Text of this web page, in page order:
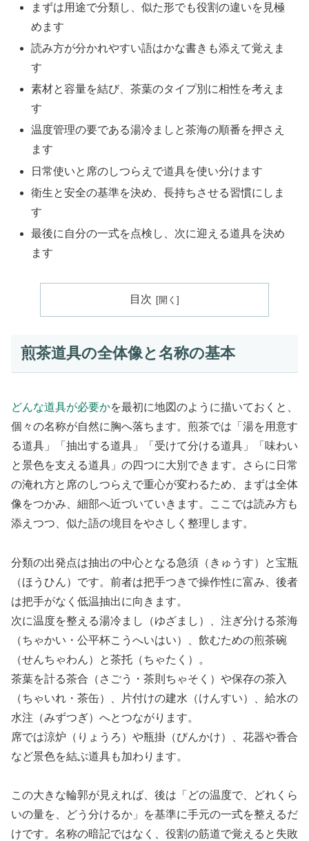
まずは用途で分類し、似た形でも役割の違いを見極
めます
読み方が分かれやすい語はかな書きも添えて覚えま
す
素材と容量を結び、茶葉のタイプ別に相性を考えま
す
温度管理の要である湯冷ましと茶海の順番を押さえ
ます
日常使いと席のしつらえで道具を使い分けます
衛生と安全の基準を決め、長持ちさせる習慣にしま
す
最後に自分の一式を点検し、次に迎える道具を決め
ます
目次
煎茶道具の全体像と名称の基本
どんな道具が必要かを最初に地図のように描いておくと、
個々の名称が自然に胸へ落ちます。煎茶では「湯を用意す
る道具」「抽出する道具」「受けて分ける道具」「味わい
と景色を支える道具」の四つに大別できます。さらに日常
の淹れ方と席のしつらえで重心が変わるため、まずは全体
像をつかみ、細部へ近づいていきます。ここでは読み方も
添えつつ、似た語の境目をやさしく整理します。
分類の出発点は抽出の中心となる急須（きゅうす）と宝瓶
（ほうひん）です。前者は把手つきで操作性に富み、後者
は把手がなく低温抽出に向きます。
次に温度を整える湯冷まし（ゆざまし）、注ぎ分ける茶海
（ちゃかい・公平杯こうへいはい）、飲むための煎茶碗
（せんちゃわん）と茶托（ちゃたく）。
茶葉を計る茶合（さごう・茶則ちゃそく）や保存の茶入
（ちゃいれ・茶缶）、片付けの建水（けんすい）、給水の
水注（みずつぎ）へとつながります。
席では涼炉（りょうろ）や瓶掛（びんかけ）、花器や香合
など景色を結ぶ道具も加わります。
この大きな輪郭が見えれば、後は「どの温度で、どれくら
いの量を、どう分けるか」を基準に手元の一式を整えるだ
けです。名称の暗記ではなく、役割の筋道で覚えると失敗